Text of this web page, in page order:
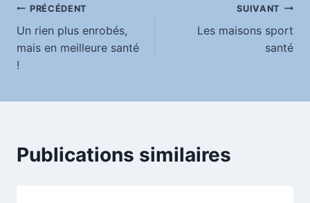
Navigation
de
l’article
PRÉCÉDENT
Un rien plus enrobés,
mais en meilleure santé
!
SUIVANT
Les maisons sport
santé
Publications similaires